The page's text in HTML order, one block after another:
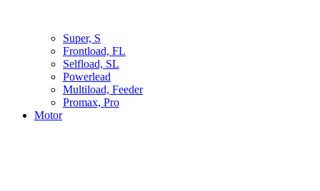
Super, S
Frontload, FL
Selfload, SL
Powerlead
Multiload, Feeder
Promax, Pro
Motor